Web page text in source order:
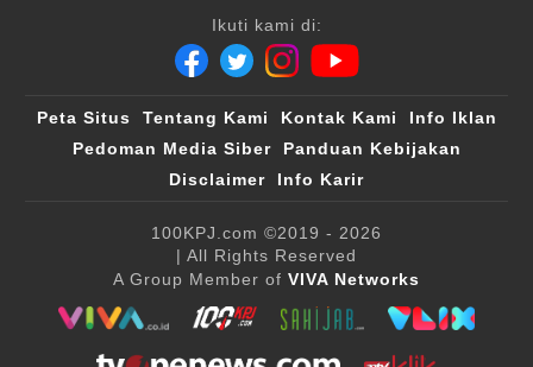
Ikuti kami di:
Peta Situs Tentang Kami Kontak Kami
Info Iklan
Pedoman Media Siber
Panduan Kebijakan
Disclaimer
Info Karir
100KPJ.com ©2019 - 2026
| All Rights Reserved
A Group Member of VIVA Networks